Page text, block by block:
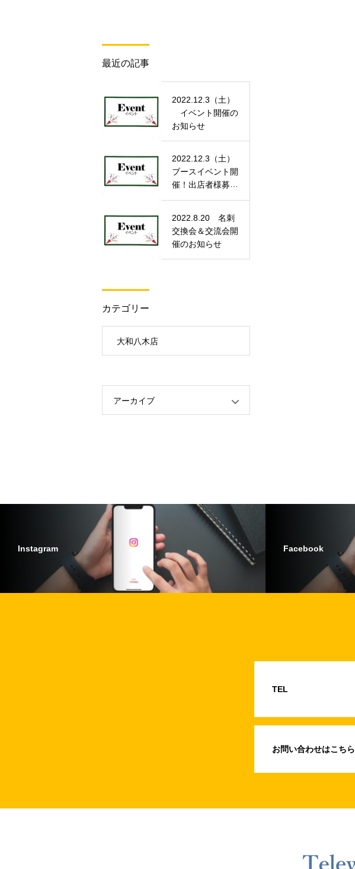
最近の記事
2022.12.3（土）
イベント開催の
お知らせ
2022.12.3（土）
ブースイベント開
催！出店者様募
2022.8.20 名刺
交換会＆交流会開
催のお知らせ
カテゴリー
大和八木店
アーカイブ
Instagram Facebook
お問い合わせはこちら
TEL